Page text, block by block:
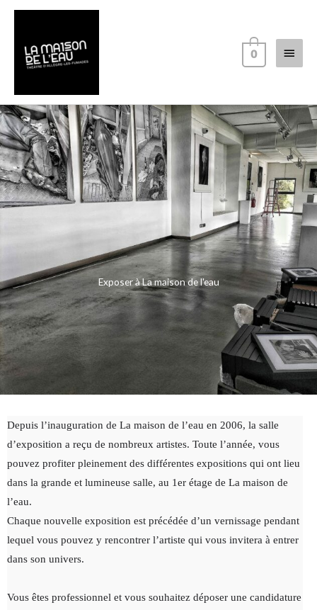
Aller
contenu
0
Exposer à La maison de l'eau
Depuis l’inauguration de La maison de l’eau en 2006, la salle
d’exposition a reçu de nombreux artistes. Toute l’année, vous
pouvez profiter pleinement des différentes expositions qui ont lieu
dans la grande et lumineuse salle, au 1er étage de La maison de
l’eau.
Chaque nouvelle exposition est précédée d’un vernissage pendant
lequel vous pouvez y rencontrer l’artiste qui vous invitera à entrer
dans son univers.
Vous êtes professionnel et vous souhaitez déposer une candidature